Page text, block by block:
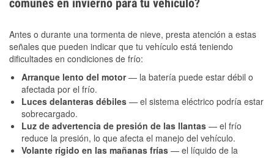
comunes en invierno para tu vehículo?
Antes o durante una tormenta de nieve, presta atención a estas
señales que pueden indicar que tu vehículo está teniendo
dificultades en condiciones de frío:
Arranque lento del motor— la batería puede estar débil o
afectada por el frío.
Luces delanteras débiles — el sistema eléctrico podría estar
sobrecargado.
Luz de advertencia de presión de las llantas — el frío
reduce la presión, lo que afecta el manejo del vehículo.
Volante rígido en las mañanas frías — el líquido de la